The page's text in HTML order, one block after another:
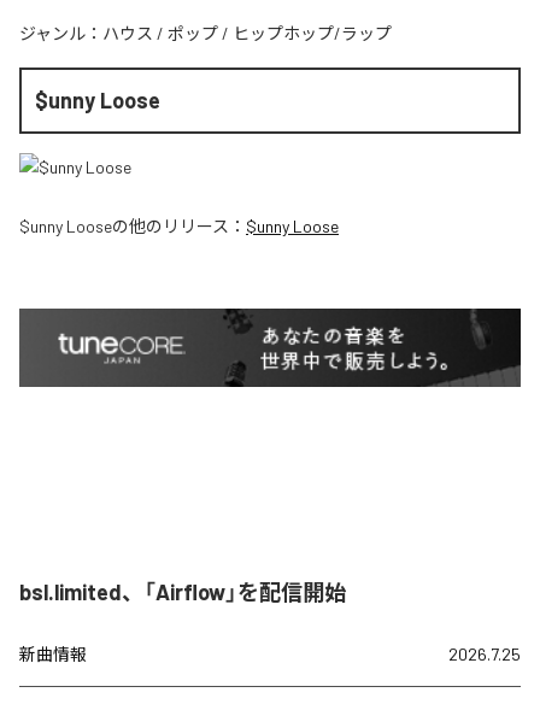
ジャンル： ハウス / ポップ / ヒップホップ/ラップ
$unny Loose
$unny Looseの他のリリース： $unny Loose
bsl.limited、「Airflow」を配信開始
新曲情報 2026.7.25